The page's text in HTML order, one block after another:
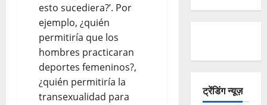
esto sucediera?’. Por
ejemplo, ¿quién
permitiría que los
hombres practicaran
deportes femeninos?,
¿quién permitiría la
transexualidad para
ट्रेंडिंग न्यूज़